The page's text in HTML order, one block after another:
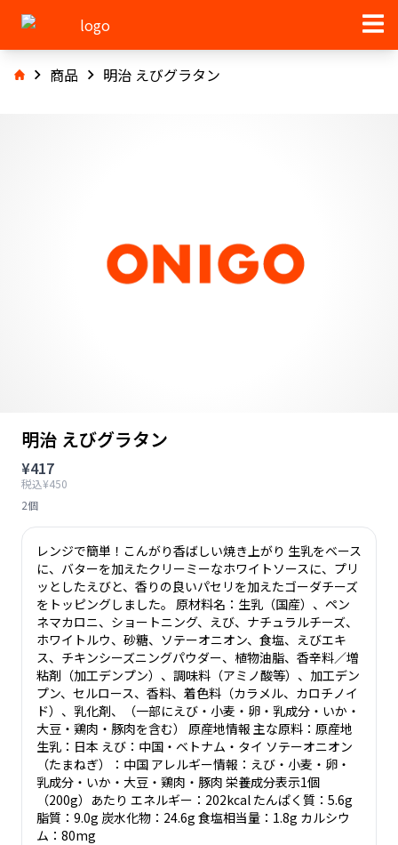
商品 明治 えびグラタン
明治 えびグラタン
¥417
税込¥450
2個
レンジで簡単！こんがり香ばしい焼き上がり 生乳をベース
に、バターを加えたクリーミーなホワイトソースに、プリ
ッとしたえびと、香りの良いパセリを加えたゴーダチーズ
をトッピングしました。 原材料名：生乳（国産）、ペン
ネマカロニ、ショートニング、えび、ナチュラルチーズ、
ホワイトルウ、砂糖、ソテーオニオン、食塩、えびエキ
ス、チキンシーズニングパウダー、植物油脂、香辛料／増
粘剤（加工デンプン）、調味料（アミノ酸等）、加工デン
プン、セルロース、香料、着色料（カラメル、カロチノイ
ド）、乳化剤、（一部にえび・小麦・卵・乳成分・いか・
大豆・鶏肉・豚肉を含む） 原産地情報 主な原料：原産地
生乳：日本 えび：中国・ベトナム・タイ ソテーオニオン
（たまねぎ）：中国 アレルギー情報：えび・小麦・卵・
乳成分・いか・大豆・鶏肉・豚肉 栄養成分表示1個
（200g）あたり エネルギー：202kcal たんぱく質：5.6g
脂質：9.0g 炭水化物：24.6g 食塩相当量：1.8g カルシウ
ム：80mg